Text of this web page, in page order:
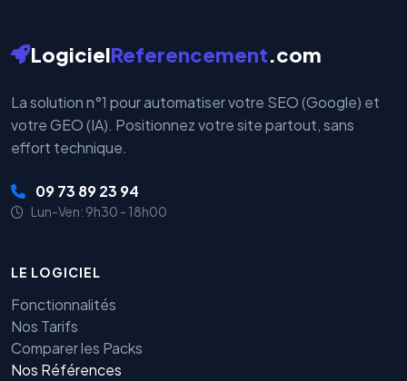
LogicielReferencement.com
La solution n°1 pour automatiser votre SEO (Google) et
votre GEO (IA). Positionnez votre site partout, sans
effort technique.
09 73 89 23 94
Lun-Ven: 9h30 - 18h00
LE LOGICIEL
Fonctionnalités
Nos Tarifs
Comparer les Packs
Nos Références